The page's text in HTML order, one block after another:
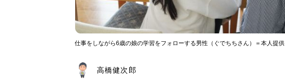
仕事をしながら6歳の娘の学習をフォローする男性（ぐでちちさん）＝本人提供
高橋健次郎